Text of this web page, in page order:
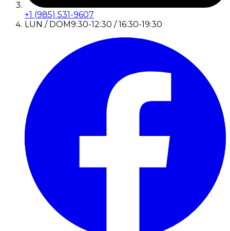
+1 (985) 531-9607
LUN / DOM9:30-12:30 / 16:30-19:30